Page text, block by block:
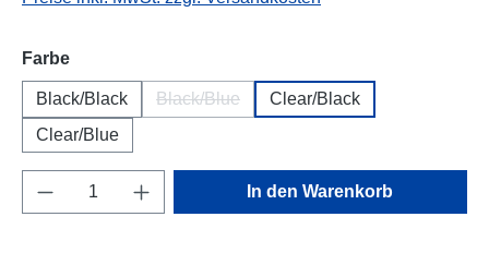
Farbeauswählen
Black/Black Black/Blue
(Diese Option ist zurzeit nicht verfügbar.)
Clear/Black
Clear/Blue
Produkt Anzahl: Gib den gewünschten
In den Warenkorb